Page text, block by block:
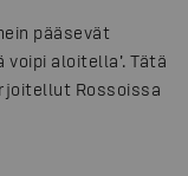
pääsevät
aloitella’. Tätä
Rossoissa